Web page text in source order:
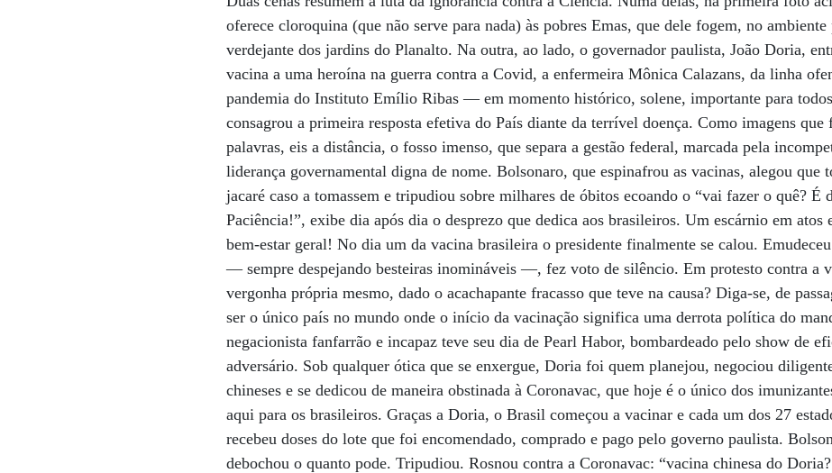
oferece cloroquina (que não serve para nada) às pobres Emas, que dele fogem, no
verdejante dos jardins do Planalto. Na outra, ao lado, o governador paulista, João Doria,
vacina a uma heroína na guerra contra a Covid, a enfermeira Mônica Calazans, da linha
pandemia do Instituto Emílio Ribas — em momento histórico, solene, importante para
consagrou a primeira resposta efetiva do País diante da terrível doença. Como imagens
palavras, eis a distância, o fosso imenso, que separa a gestão federal, marcada pela
liderança governamental digna de nome. Bolsonaro, que espinafrou as vacinas, alegou que
jacaré caso a tomassem e tripudiou sobre milhares de óbitos ecoando o “vai fazer o quê? É
Paciência!”, exibe dia após dia o desprezo que dedica aos brasileiros. Um escárnio em atos
bem-estar geral! No dia um da vacina brasileira o presidente finalmente se calou.
— sempre despejando besteiras inomináveis —, fez voto de silêncio. Em protesto contra a
vergonha própria mesmo, dado o acachapante fracasso que teve na causa? Diga-se, de
ser o único país no mundo onde o início da vacinação significa uma derrota política do
negacionista fanfarrão e incapaz teve seu dia de Pearl Habor, bombardeado pelo show de
adversário. Sob qualquer ótica que se enxergue, Doria foi quem planejou, negociou
chineses e se dedicou de maneira obstinada à Coronavac, que hoje é o único dos
aqui para os brasileiros. Graças a Doria, o Brasil começou a vacinar e cada um dos 27
recebeu doses do lote que foi encomendado, comprado e pago pelo governo paulista.
debochou o quanto pode. Tripudiou. Rosnou contra a Coronavac: “vacina chinesa do